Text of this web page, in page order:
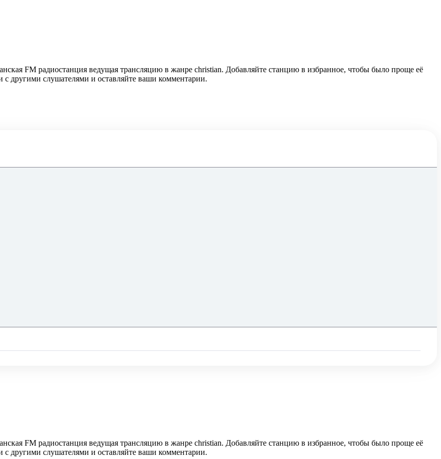
FM радиостанция ведущая трансляцию в жанре christian. Добавляйте станцию в избранное, чтобы было проще её
с другими слушателями и оставляйте ваши комментарии.
FM радиостанция ведущая трансляцию в жанре christian. Добавляйте станцию в избранное, чтобы было проще её
с другими слушателями и оставляйте ваши комментарии.